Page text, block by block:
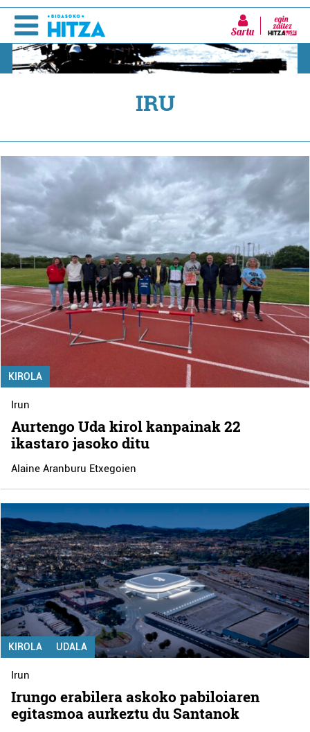
Sartu
IRU
KIROLA
Irun
Aurtengo Uda kirol kanpainak 22
ikastaro jasoko ditu
Alaine Aranburu Etxegoien
KIROLA UDALA
Irun
Irungo erabilera askoko pabiloiaren
egitasmoa aurkeztu du Santanok